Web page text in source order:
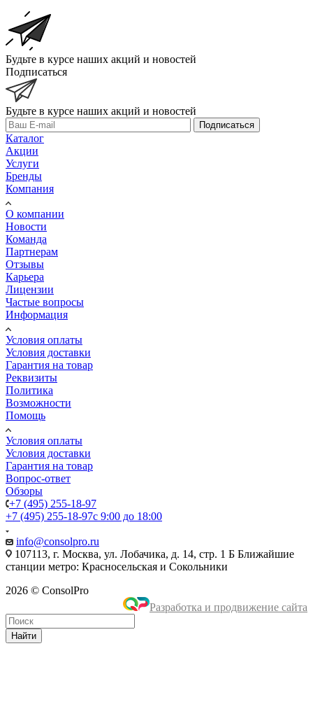
Будьте в курсе наших акций и новостей
Подписаться
Будьте в курсе наших акций и новостей
Подписаться
Каталог
Акции
Услуги
Бренды
Компания
О компании
Новости
Команда
Партнерам
Отзывы
Карьера
Лицензии
Частые вопросы
Информация
Условия оплаты
Условия доставки
Гарантия на товар
Реквизиты
Политика
Возможности
Помощь
Условия оплаты
Условия доставки
Гарантия на товар
Вопрос-ответ
Обзоры
+7 (495) 255-18-97
+7 (495) 255-18-97с 9:00 до 18:00
info@consolpro.ru
107113, г. Москва, ул. Лобачика, д. 14, стр. 1 Б Ближайшие
станции метро: Красносельская и Сокольники
2026 © ConsolPro
Разработка и продвижение сайта
Найти